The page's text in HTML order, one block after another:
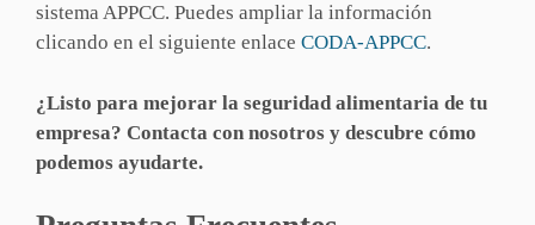
sistema APPCC. Puedes ampliar la información
clicando en el siguiente enlace CODA-APPCC.
¿Listo para mejorar la seguridad alimentaria de tu
empresa? Contacta con nosotros y descubre cómo
podemos ayudarte.